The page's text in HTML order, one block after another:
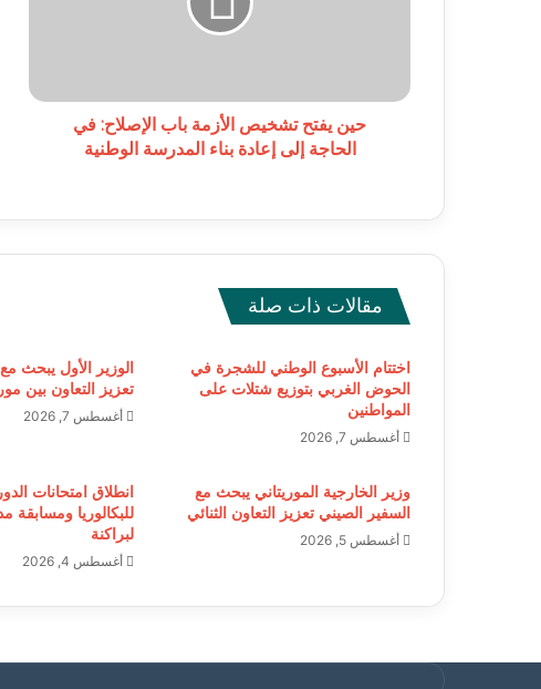
إلى
حين يفتح تشخيص الأزمة باب الإصلاح: في
الحاجة إلى إعادة بناء المدرسة الوطنية
مقالات ذات صلة
اختتام الأسبوع الوطني للشجرة في
الحوض الغربي بتوزيع شتلات على
المواطنين
أغسطس 7, 2026
الوزير الأول يبحث
تعزيز التعاون بين
أغسطس 7, 2026
وزير الخارجية الموريتاني يبحث مع
السفير الصيني تعزيز التعاون الثنائي
أغسطس 5, 2026
انطلاق امتحانات
للبكالوريا ومسابقة
لبراكنة
أغسطس 4, 2026